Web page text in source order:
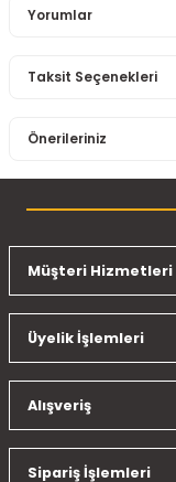
Yorumlar
Taksit Seçenekleri
Önerileriniz
konularda yetersiz
Ürün resmi
Ürün
Ürün fiyatı diğer
Bu ürüne benzer
Müşteri Hizmetleri
Üyelik İşlemleri
Alışveriş
Sipariş İşlemleri